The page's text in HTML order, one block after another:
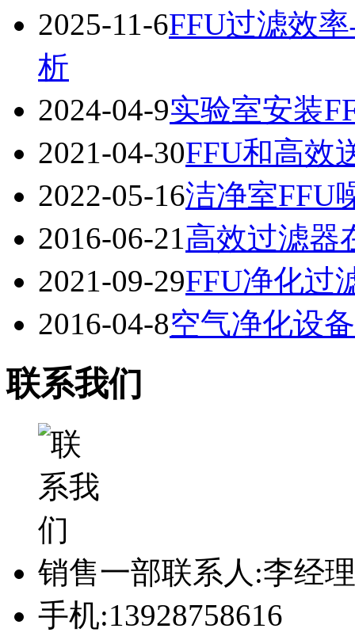
2025-11-6FFU过滤效
析
2024-04-9实验室安装
2021-04-30FFU和高效
2022-05-16洁净室FFU
2016-06-21高效过滤器
2021-09-29FFU净化过
2016-04-8空气净化设
联系我们
销售一部联系人:李经理
手机:13928758616